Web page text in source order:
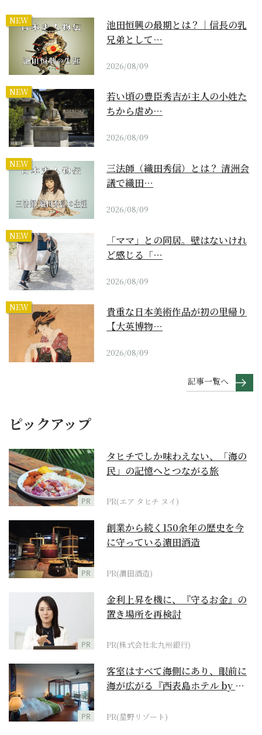
NEW
池田恒興の最期とは？｜信長の乳
兄弟として…
2026/08/09
NEW
若い頃の豊臣秀吉が主人の小姓た
ちから虐め…
2026/08/09
NEW
三法師（織田秀信）とは？ 清洲会
議で織田…
2026/08/09
NEW
「ママ」との同居。壁はないけれ
ど感じる「…
2026/08/09
NEW
貴重な日本美術作品が初の里帰り
【大英博物…
2026/08/09
記事一覧へ
ピックアップ
PR
タヒチでしか味わえない、「海の
民」の記憶へとつながる旅
PR(エア タヒチ ヌイ)
PR
創業から続く150余年の歴史を今
に守っている濵田酒造
PR(濵田酒造)
PR
金利上昇を機に、『守るお金』の
置き場所を再検討
PR(株式会社北九州銀行)
PR
客室はすべて海側にあり、眼前に
海が広がる『西表島ホテル by 星
PR(星野リゾート)